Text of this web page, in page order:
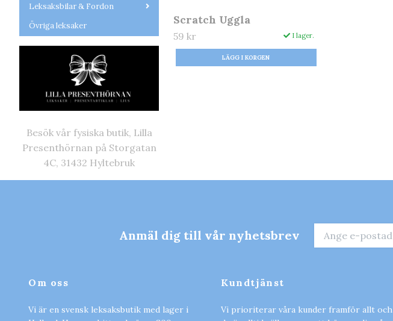
Leksaksbilar & Fordon
Övriga leksaker
Besök vår fysiska butik, Lilla
Presenthörnan på Storgatan
4C, 31432 Hyltebruk
Scratch Uggla
59 kr I lager.
Anmäl dig till vår nyhetsbrev
Om oss
Vi är en svensk leksaksbutik med lager i
Kundtjänst
Vi prioriterar våra kunder framför allt och